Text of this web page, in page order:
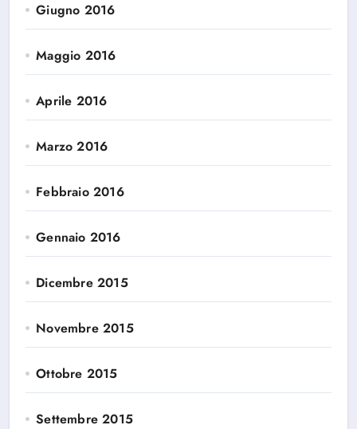
Giugno 2016
Maggio 2016
Aprile 2016
Marzo 2016
Febbraio 2016
Gennaio 2016
Dicembre 2015
Novembre 2015
Ottobre 2015
Settembre 2015